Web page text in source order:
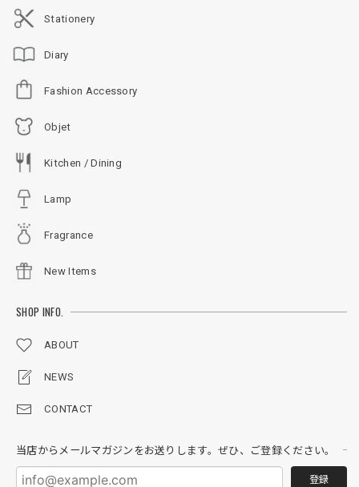
Stationery
Diary
Fashion Accessory
Objet
Kitchen / Dining
Lamp
Fragrance
New Items
SHOP INFO.
ABOUT
NEWS
CONTACT
当店からメールマガジンをお送りします。ぜひ、ご登録ください。
登録